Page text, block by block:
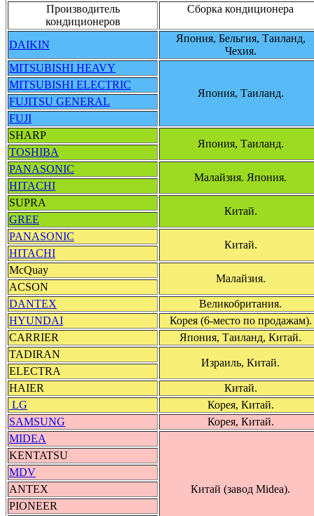
Производитель
кондиционеров
Сборка кондиционера
DAIKIN
Япония, Бельгия, Таиланд,
Чехия.
MITSUBISHI HEAVY
Япония, Таиланд.
MITSUBISHI ELECTRIC
FUJITSU GENERAL
FUJI
SHARP
Япония, Таиланд.
TOSHIBA
PANASONIC
Малайзия. Япония.
HITACHI
SUPRA
Китай.
GREE
PANASONIC
Китай.
HITACHI
McQuay
Малайзия.
ACSON
DANTEX
Великобритания.
HYUNDAI
Корея (6-место по продажам).
CARRIER
Япония, Таиланд, Китай.
TADIRAN
Израиль, Китай.
ELECTRA
HAIER
Китай.
LG
Корея, Китай.
SAMSUNG
Корея, Китай.
MIDEA
Китай (завод Midea).
KENTATSU
MDV
ANTEX
PIONEER